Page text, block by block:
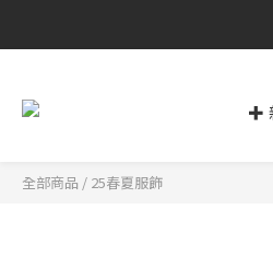
✚
全部商品 / 25春夏服飾